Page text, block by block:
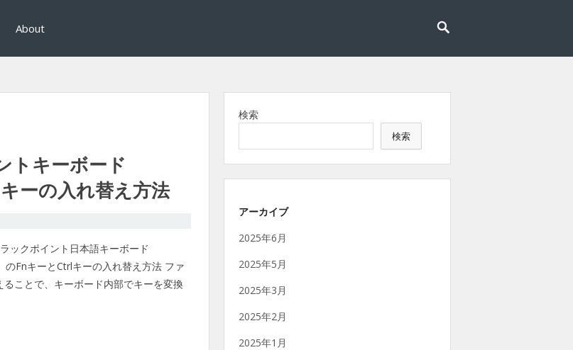
About
トキーボード
ーの入れ替え方法
ックポイント日本語キーボード
FnキーとCtrlキーの入れ替え方法 ファ
ることで、キーボード内部でキーを変換
検索
検索
アーカイブ
2025年6月
2025年5月
2025年3月
2025年2月
2025年1月